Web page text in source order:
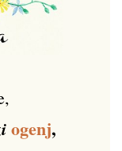
ogenj,